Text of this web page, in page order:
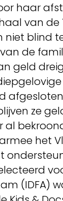
haar
van
blind
de
geld
ze
al
het
(IDFA)